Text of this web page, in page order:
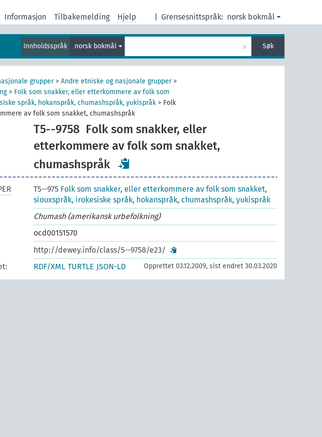
Grensesnittspråk: norsk bokmål
Informasjon Tilbakemelding Hjelp
Innholdsspråk norsk bokmål × Søk
grupper> Andre etniske og nasjonale grupper>
> Folk som snakker, eller etterkommere av folk som
språk, hokanspråk, chumashspråk, yukispråk > Folk
av folk som snakket, chumashspråk
T5--9758 Folk som snakker, eller
etterkommere av folk som snakket,
chumashspråk
T5--975 Folk som snakker, eller etterkommere av folk som snakket,
siouxspråk, irokesiske språk, hokanspråk, chumashspråk, yukispråk
Chumash (amerikansk urbefolkning)
ocd00151570
http://dewey.info/class/5--9758/e23/
RDF/XML TURTLE JSON-LD Opprettet 03.12.2009, sist endret 30.03.2020